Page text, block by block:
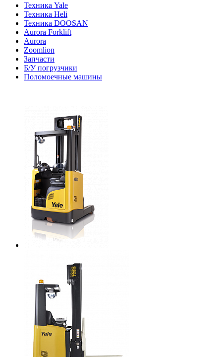
Техника Yale
Техника Heli
Техника DOOSAN
Aurora Forklift
Aurora
Zoomlion
Запчасти
Б/У погрузчики
Поломоечные машины